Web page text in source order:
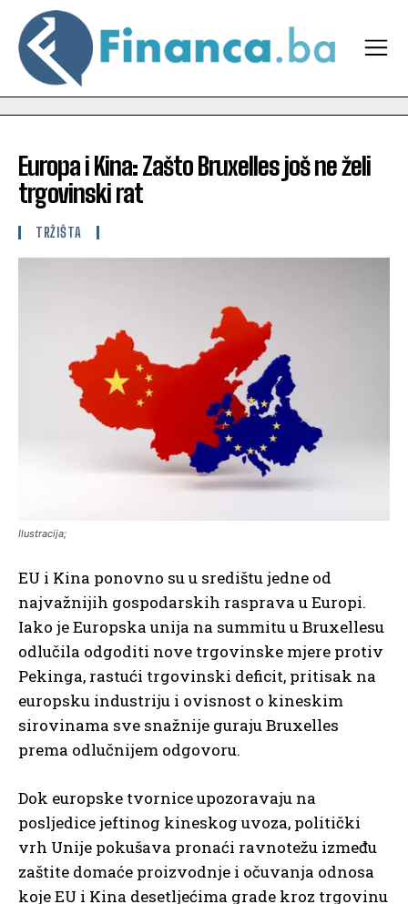
Europa i Kina: Zašto Bruxelles još ne želi
trgovinski rat
TRŽIŠTA
Ilustracija;
EU i Kina ponovno su u središtu jedne od
najvažnijih gospodarskih rasprava u Europi.
Iako je Europska unija na summitu u Bruxellesu
odlučila odgoditi nove trgovinske mjere protiv
Pekinga, rastući trgovinski deficit, pritisak na
europsku industriju i ovisnost o kineskim
sirovinama sve snažnije guraju Bruxelles
prema odlučnijem odgovoru.
Dok europske tvornice upozoravaju na
posljedice jeftinog kineskog uvoza, politički
vrh Unije pokušava pronaći ravnotežu između
zaštite domaće proizvodnje i očuvanja odnosa
koje EU i Kina desetljećima grade kroz trgovinu